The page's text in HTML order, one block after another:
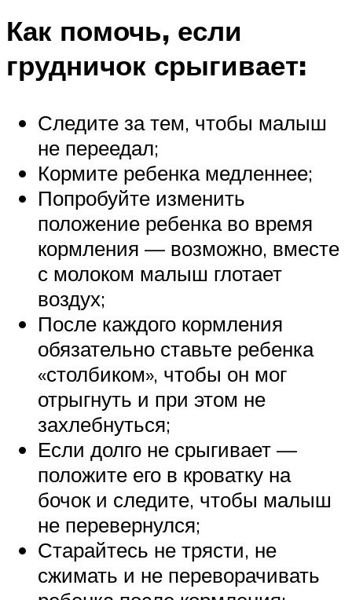
Как помочь, если
грудничок срыгивает:
Следите за тем, чтобы малыш
не переедал;
Кормите ребенка медленнее;
Попробуйте изменить
положение ребенка во время
кормления — возможно, вместе
с молоком малыш глотает
воздух;
После каждого кормления
обязательно ставьте ребенка
«столбиком», чтобы он мог
отрыгнуть и при этом не
захлебнуться;
Если долго не срыгивает —
положите его в кроватку на
бочок и следите, чтобы малыш
не перевернулся;
Старайтесь не трясти, не
сжимать и не переворачивать